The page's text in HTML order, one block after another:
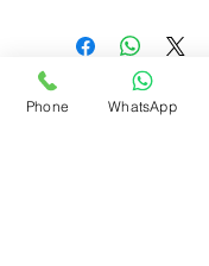
Phone WhatsApp